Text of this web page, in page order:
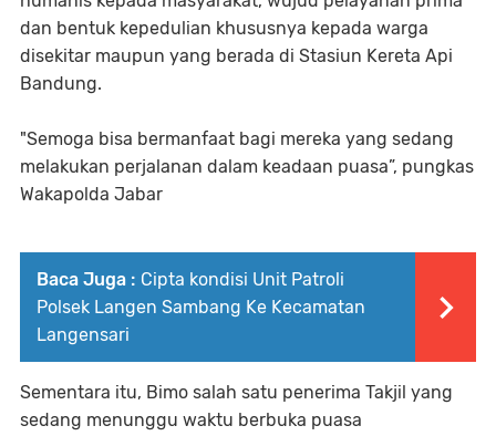
dan bentuk kepedulian khususnya kepada warga
disekitar maupun yang berada di Stasiun Kereta Api
Bandung.
"Semoga bisa bermanfaat bagi mereka yang sedang
melakukan perjalanan dalam keadaan puasa”, pungkas
Wakapolda Jabar
Baca Juga : Cipta kondisi Unit Patroli
Polsek Langen Sambang Ke Kecamatan
Langensari
Sementara itu, Bimo salah satu penerima Takjil yang
sedang menunggu waktu berbuka puasa